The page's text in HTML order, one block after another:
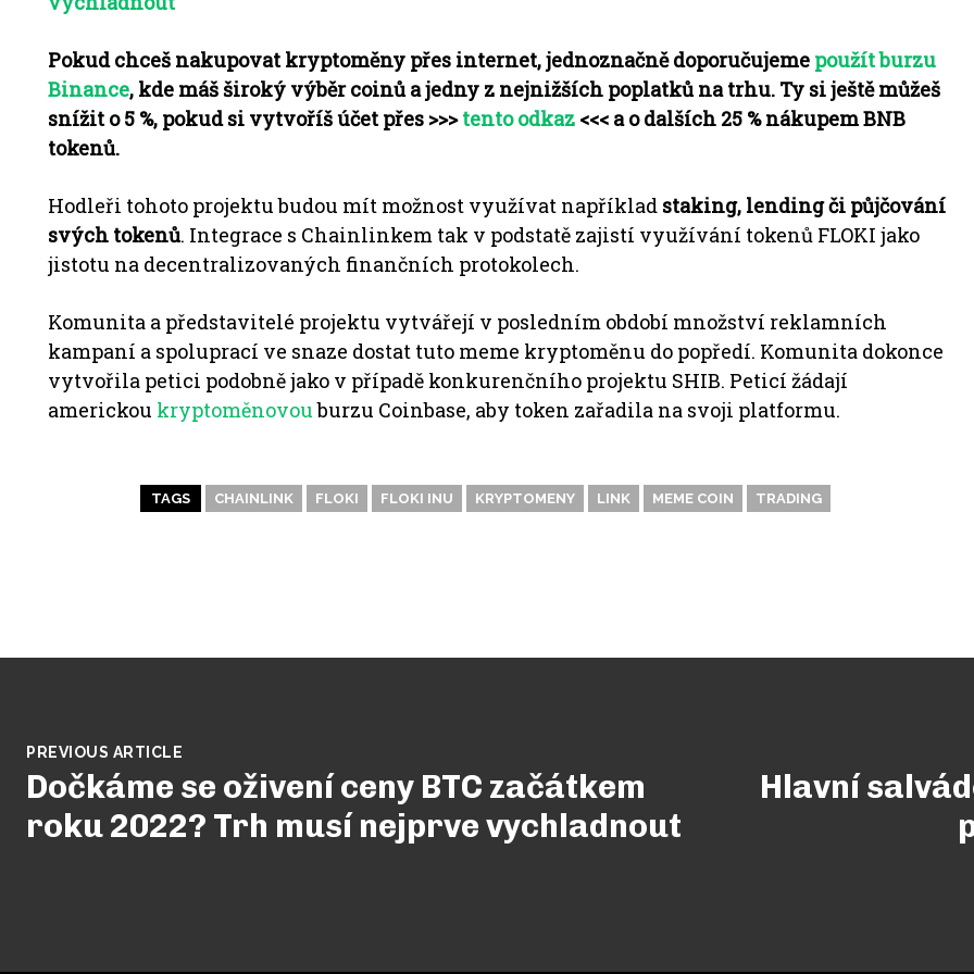
Pokud chceš nakupovat kryptoměny přes internet, jednoznačně doporučujeme použít burzu
Binance, kde máš široký výběr coinů a jedny z nejnižších poplatků na trhu. Ty si ještě můžeš
snížit o 5 %, pokud si vytvoříš účet přes >>>tento odkaz <<< a o dalších 25 % nákupem BNB
tokenů.
Hodleři tohoto projektu budou mít možnost využívat například staking, lending či půjčování
svých tokenů. Integrace s Chainlinkem tak v podstatě zajistí využívání tokenů FLOKI jako
jistotu na decentralizovaných finančních protokolech.
Komunita a představitelé projektu vytvářejí v posledním období množství reklamních
kampaní a spoluprací ve snaze dostat tuto meme kryptoměnu do popředí. Komunita dokonce
vytvořila petici podobně jako v případě konkurenčního projektu SHIB. Peticí žádají
americkou kryptoměnovouburzu Coinbase, aby token zařadila na svoji platformu.
TAGS CHAINLINK FLOKI FLOKI INU KRYPTOMENY LINK MEME COIN TRADING
PREVIOUS ARTICLE
Dočkáme se oživení ceny BTC začátkem
roku 2022? Trh musí nejprve vychladnout
Hlavní